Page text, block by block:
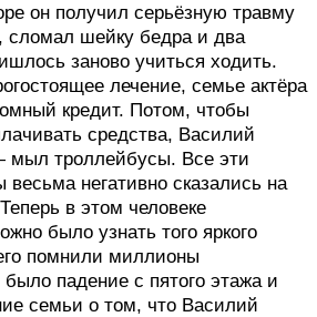
он получил серьёзную травму
шейку бедра и два
заново учиться ходить.
лечение, семье актёра
кредит. Потом, чтобы
средства, Василий
мыл троллейбусы. Все эти
негативно сказались на
в этом человеке
было узнать того яркого
помнили миллионы
падение с пятого этажа и
семьи о том, что Василий